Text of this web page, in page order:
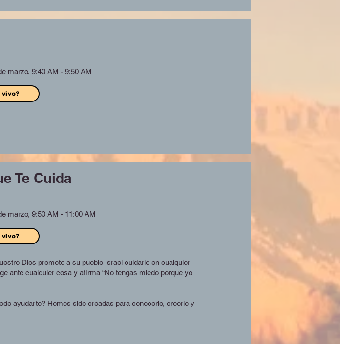
marzo, 9:40 AM - 9:50 AM
Te Cuida
marzo, 9:50 AM - 11:00 AM
Dios promete a su pueblo Israel cuidarlo en cualquier
ante cualquier cosa y afirma “No tengas miedo porque yo
ayudarte? Hemos sido creadas para conocerlo, creerle y